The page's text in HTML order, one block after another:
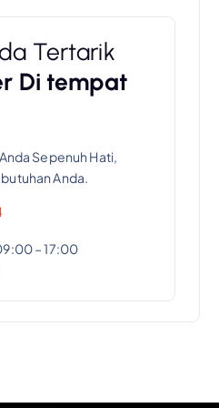
Tertarik
Di tempat
Sepenuh Hati,
Anda.
– 17:00